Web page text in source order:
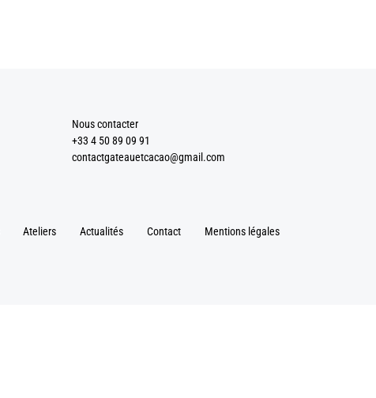
Nous contacter
+33 4 50 89 09 91
contactgateauetcacao@gmail.com
Ateliers Actualités Contact Mentions légales